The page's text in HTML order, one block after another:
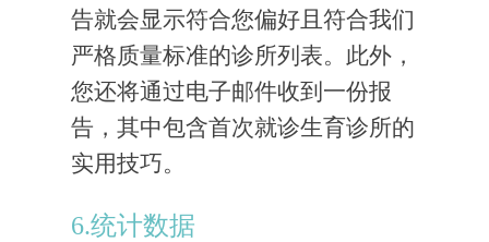
告就会显示符合您偏好且符合我们
严格质量标准的诊所列表。此外，
您还将通过电子邮件收到一份报
告，其中包含首次就诊生育诊所的
实用技巧。
6.统计数据